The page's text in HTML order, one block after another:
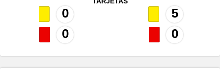
0
0
5
0